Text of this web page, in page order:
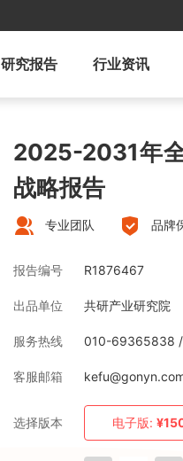
研究报告 行业资讯
2025-2031年
战略报告
专业团队 品牌
报告编号 R1876467
出品单位 共研产业研究院
服务热线 010-69365838
客服邮箱
选择版本 电子版: